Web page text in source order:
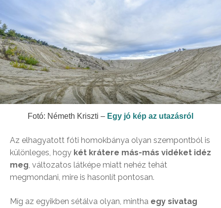
Fotó: Németh Kriszti – Egy jó kép az utazásról
Az elhagyatott fóti homokbánya olyan szempontból is
különleges, hogy két krátere más-más vidéket idéz
meg , változatos látképe miatt nehéz tehát
megmondani, mire is hasonlít pontosan.
Míg az egyikben sétálva olyan, mintha egy sivatag